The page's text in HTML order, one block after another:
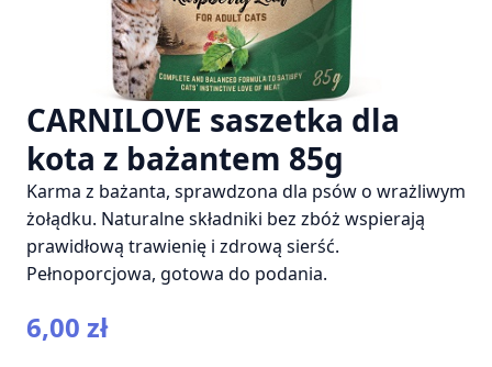
CARNILOVE saszetka dla
kota z bażantem 85g
Karma z bażanta, sprawdzona dla psów o wrażliwym
żołądku. Naturalne składniki bez zbóż wspierają
prawidłową trawienię i zdrową sierść.
Pełnoporcjowa, gotowa do podania.
6,00 zł